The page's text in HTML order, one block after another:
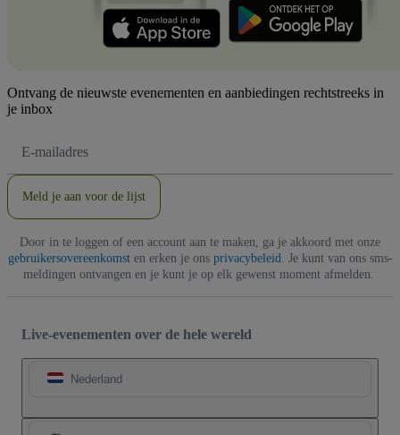
Ontvang de nieuwste evenementen en aanbiedingen rechtstreeks in
je inbox
mailadres
Meld je aan voor de lijst
Door in te loggen of een account aan te maken, ga je akkoord met onze
gebruikersovereenkomsten erken je ons privacybeleid . Je kunt van ons sms-
meldingen ontvangen en je kunt je op elk gewenst moment afmelden.
Live-evenementen over de hele wereld
Nederland